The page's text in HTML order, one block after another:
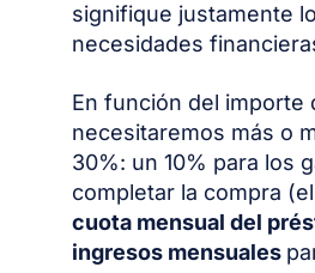
signifique justamente
necesidades
En función del importe
necesitaremos más o
30%: un 10% para los
completar la compra
cuota mensual del
ingresos mensuales